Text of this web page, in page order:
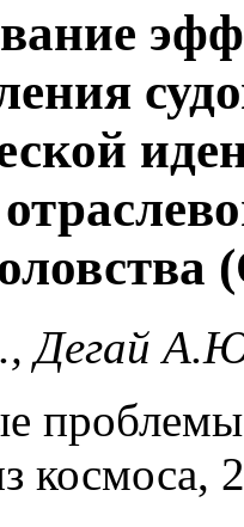
Дегай